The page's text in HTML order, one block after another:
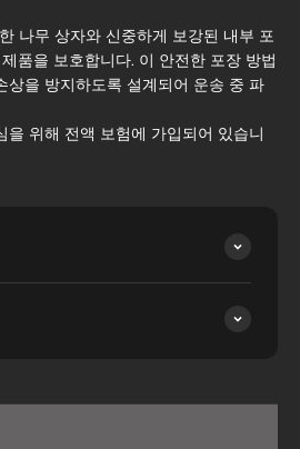
나무 상자와 신중하게 보강된 내부 포
품을 보호합니다. 이 안전한 포장 방법
상을 방지하도록 설계되어 운송 중 파
을 위해 전액 보험에 가입되어 있습니